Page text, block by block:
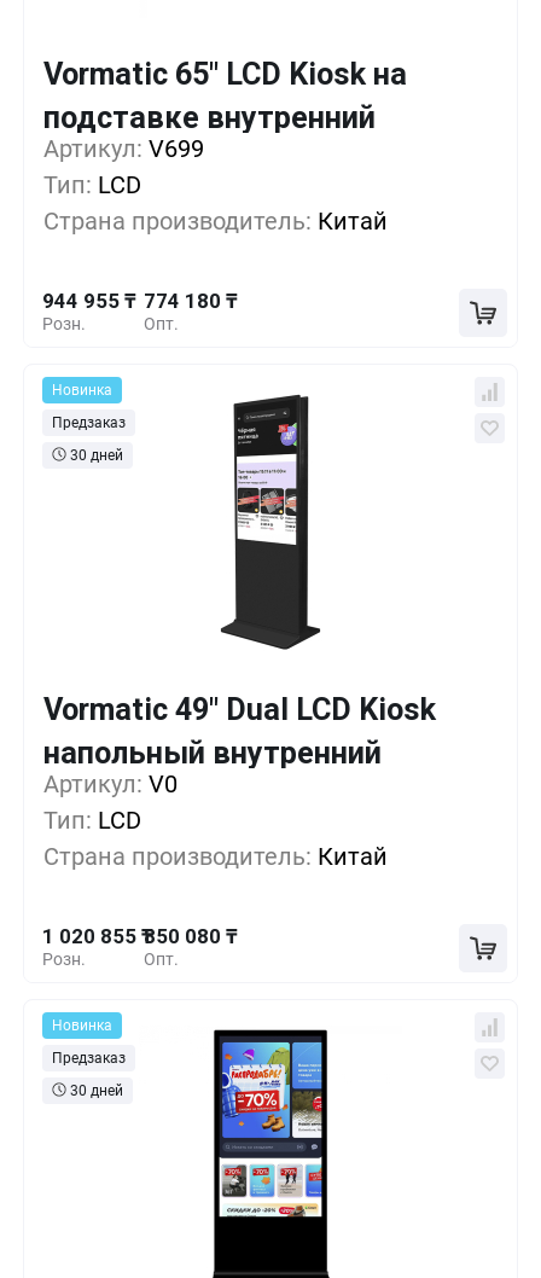
Vormatic 65" LCD Kiosk на
подставке внутренний
Артикул: V699
Тип: LCD
Страна производитель: Китай
Розн.
944 955 ₸
Опт.
774 180 ₸
1+ 0%
5+
10+ -12%
Новинка
Предзаказ
30 дней
Vormatic 49" Dual LCD Kiosk
напольный внутренний
Артикул: V0
Тип: LCD
Страна производитель: Китай
Розн.
1 020 855 ₸
Опт.
850 080 ₸
1+ 0%
5+
10+ -11%
Новинка
Предзаказ
30 дней